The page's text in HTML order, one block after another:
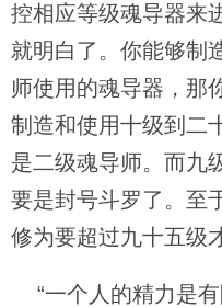
控相应等级魂导器来
就明白了。你能够制
师使用的魂导器，那
制造和使用十级到二
是二级魂导师。而九
要是封号斗罗了。至
修为要超过九十五级
“一个人的精力是